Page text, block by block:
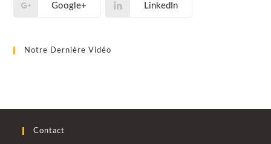
Google+ LinkedIn
Notre Dernière Vidéo
Contact